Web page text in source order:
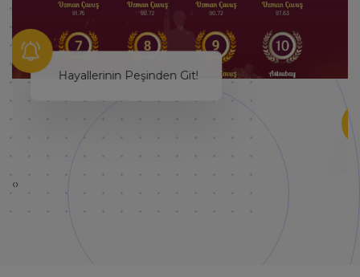
Hayallerinin Peşinden Git!
‹›